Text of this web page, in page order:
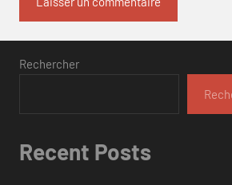
Rechercher
Recent Posts